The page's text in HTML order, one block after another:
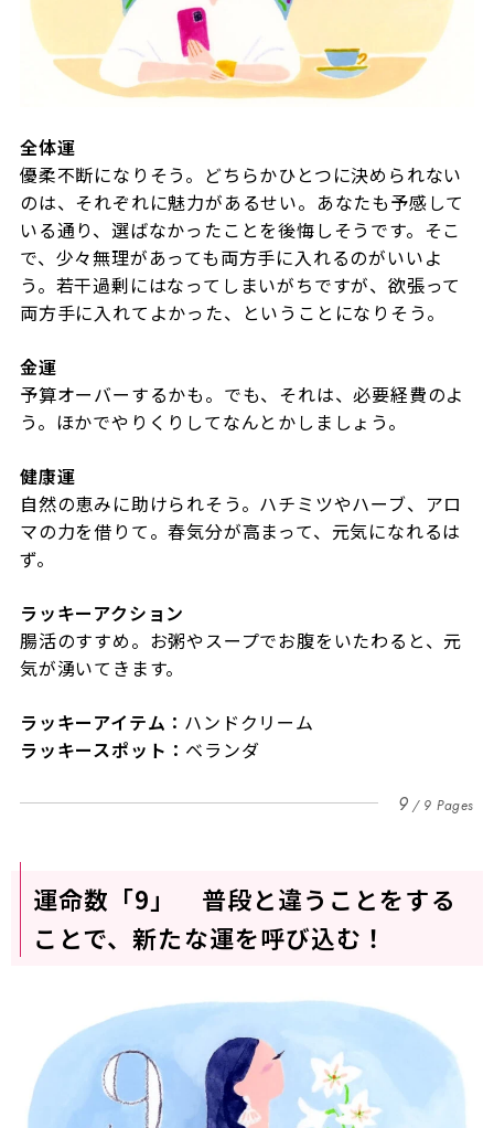
全体運
優柔不断になりそう。どちらかひとつに決められない
のは、それぞれに魅力があるせい。あなたも予感して
いる通り、選ばなかったことを後悔しそうです。そこ
で、少々無理があっても両方手に入れるのがいいよ
う。若干過剰にはなってしまいがちですが、欲張って
両方手に入れてよかった、ということになりそう。
金運
予算オーバーするかも。でも、それは、必要経費のよ
う。ほかでやりくりしてなんとかしましょう。
健康運
自然の恵みに助けられそう。ハチミツやハーブ、アロ
マの力を借りて。春気分が高まって、元気になれるは
ず。
ラッキーアクション
腸活のすすめ。お粥やスープでお腹をいたわると、元
気が湧いてきます。
ラッキーアイテム： ハンドクリーム
ラッキースポット： ベランダ
9 9 Pages
運命数「9」 普段と違うことをする
ことで、新たな運を呼び込む！